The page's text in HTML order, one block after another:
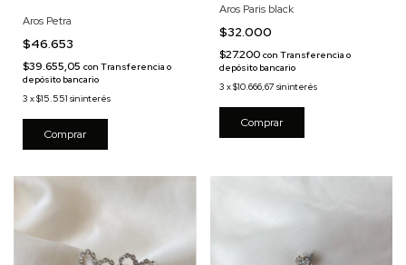
Aros Petra
$46.653
$39.655,05 con Transferencia o
depósito bancario
3 x$15.551 sin interés
Aros Paris black
$32.000
$27.200 con Transferencia o
depósito bancario
3 x$10.666,67 sin interés